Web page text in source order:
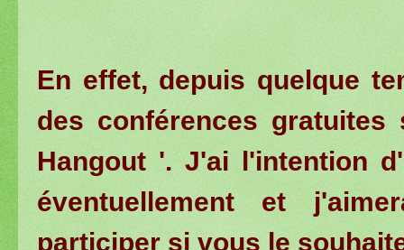
En effet, depuis quelque
des conférences
Hangout '. J'ai l'intention
éventuellement et
participer si vous le